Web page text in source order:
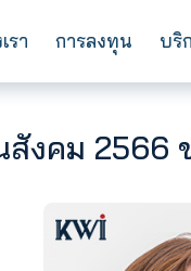
นของเรา การ
ะกันสังคม